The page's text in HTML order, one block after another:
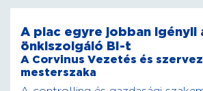
A piac egyre jobban igényli
önkiszolgáló BI-t
A Corvinus Vezetés és
mesterszaka